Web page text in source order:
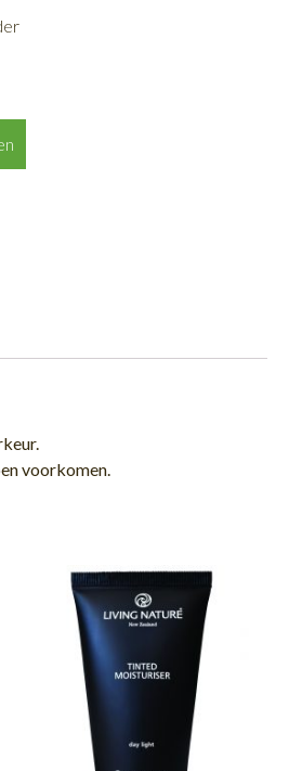
voorkomen.